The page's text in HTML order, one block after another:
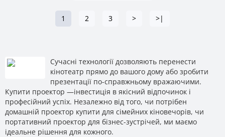
1 2 3 > >|
Сучасні технології дозволяють перенести
кінотеатр прямо до вашого дому або зробити
презентації по-справжньому вражаючими.
Купити проектор —інвестиція в якісний відпочинок і
професійний успіх. Незалежно від того, чи потрібен
домашній проектор купити для сімейних кіновечорів, чи
портативний проектор для бізнес-зустрічей, ми маємо
ідеальне рішення для кожного.